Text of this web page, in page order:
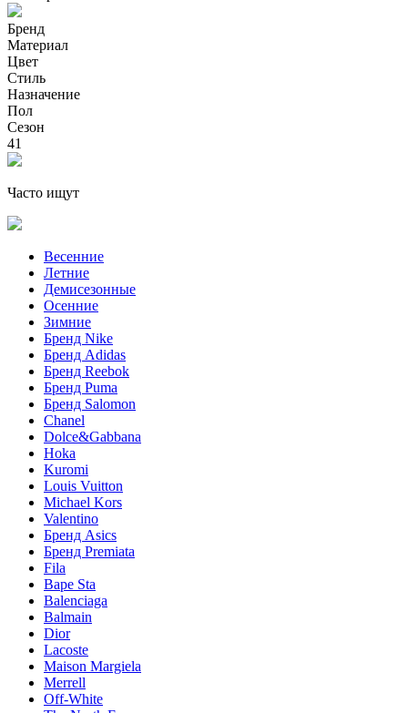
Бренд
Материал
Цвет
Стиль
Назначение
Пол
Сезон
41
Часто ищут
Весенние
Летние
Демисезонные
Осенние
Зимние
Бренд Nike
Бренд Adidas
Бренд Reebok
Бренд Puma
Бренд Salomon
Chanel
Dolce&Gabbana
Hoka
Kuromi
Louis Vuitton
Michael Kors
Valentino
Бренд Asics
Бренд Premiata
Fila
Bape Sta
Balenciaga
Balmain
Dior
Lacoste
Maison Margiela
Merrell
Off-White